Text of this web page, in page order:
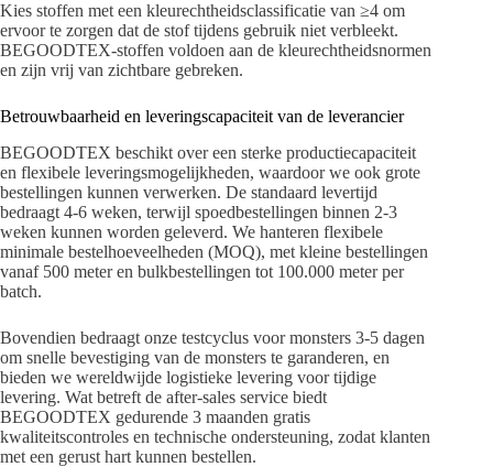
Kies stoffen met een kleurechtheidsclassificatie van ≥4 om
ervoor te zorgen dat de stof tijdens gebruik niet verbleekt.
BEGOODTEX-stoffen voldoen aan de kleurechtheidsnormen
en zijn vrij van zichtbare gebreken.
Betrouwbaarheid en leveringscapaciteit van de leverancier
BEGOODTEX beschikt over een sterke productiecapaciteit
en flexibele leveringsmogelijkheden, waardoor we ook grote
bestellingen kunnen verwerken. De standaard levertijd
bedraagt ​​4-6 weken, terwijl spoedbestellingen binnen 2-3
weken kunnen worden geleverd. We hanteren flexibele
minimale bestelhoeveelheden (MOQ), met kleine bestellingen
vanaf 500 meter en bulkbestellingen tot 100.000 meter per
batch.
Bovendien bedraagt ​​onze testcyclus voor monsters 3-5 dagen
om snelle bevestiging van de monsters te garanderen, en
bieden we wereldwijde logistieke levering voor tijdige
levering. Wat betreft de after-sales service biedt
BEGOODTEX gedurende 3 maanden gratis
kwaliteitscontroles en technische ondersteuning, zodat klanten
met een gerust hart kunnen bestellen.